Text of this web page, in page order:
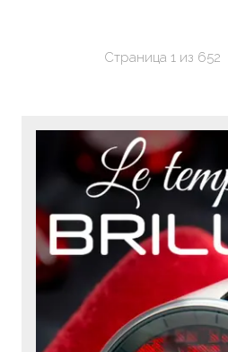
Страница 1 из 652